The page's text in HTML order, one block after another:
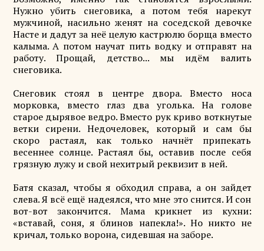
Нужно убить снеговика, а потом тебя нарекут
мужчиной, насильно женят на соседской девочке
Насте и дадут за неё целую кастрюлю борща вместо
калыма. А потом научат пить водку и отправят на
работу. Прощай, детство... мы идём валить
снеговика.
Снеговик стоял в центре двора. Вместо носа
морковка, вместо глаз два уголька. На голове
старое дырявое ведро. Вместо рук криво воткнутые
ветки сирени. Недочеловек, который и сам бы
скоро растаял, как только начнёт припекать
весеннее солнце. Растаял бы, оставив после себя
грязную лужу и свой нехитрый реквизит в ней.
Батя сказал, чтобы я обходил справа, а он зайдет
слева. Я всё ещё надеялся, что мне это снится. И сон
вот-вот закончится. Мама крикнет из кухни:
«вставай, соня, я блинов напекла!». Но никто не
кричал, только ворона, сидевшая на заборе.